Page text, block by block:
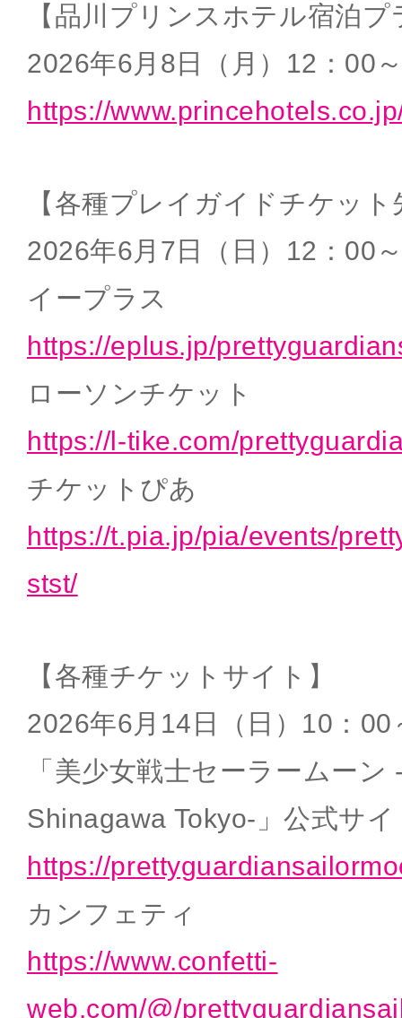
【品川プリンスホテル宿泊
2026年6月8日（月）12：00
https://
【各種プレイガイドチケッ
2026年6月7日（日）12：00
イープラス
https://eplus.jp/
ローソンチケット
https://l-tike.com/
チケットぴあ
https://t.pia.jp/pia/events/
stst/
【各種チケットサイト】
2026年6月14日（日）10：00
「美少女戦士セーラームー
Shinagawa Tokyo-」公式サイ
https://
カンフェティ
https://www.confetti-
web.com/@/